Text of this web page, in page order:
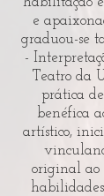
e
graduou-se
-
Teatro da
prática
benéfica
artístico,
original ao